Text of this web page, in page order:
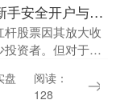
怎么买杠杆股票？新手安全开户与合规操作指南
股票因其放大收
资者。但对于新
合规操作，是必
你详细解答“怎么
盘
阅读：
128